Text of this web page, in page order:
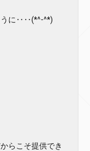
うに‥‥(*^-^*)
らこそ提供でき